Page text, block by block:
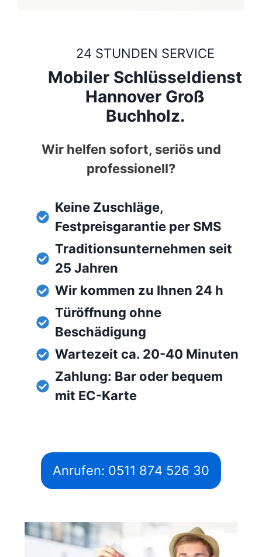
24 STUNDEN SERVICE
Mobiler Schlüsseldienst
Hannover Groß
Buchholz.
Wir helfen sofort, seriös und
professionell?
Keine Zuschläge,
Festpreisgarantie per SMS
Traditionsunternehmen seit
25 Jahren
Wir kommen zu Ihnen 24 h
Türöffnung ohne
Beschädigung
Wartezeit ca. 20-40 Minuten
Zahlung: Bar oder bequem
mit EC-Karte
Anrufen: 0511 874 526 30